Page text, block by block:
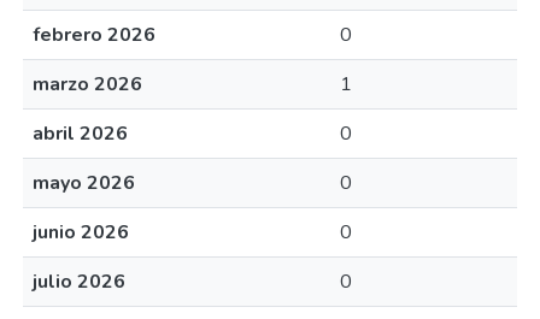
febrero 2026
0
marzo 2026
1
abril 2026
0
mayo 2026
0
junio 2026
0
julio 2026
0